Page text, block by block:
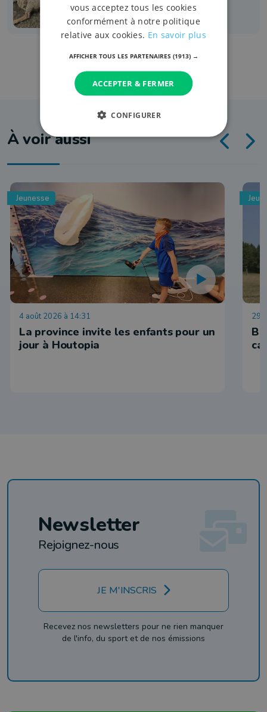
À voir aussi
Jeunesse
4 août 2026 à 14:31
La province invite les enfants pour un
jour à Houtopia
29
Newsletter
Rejoignez-nous
JE M'INSCRIS
Recevez nos newsletters pour ne rien manquer
de l'info, du sport et de nos émissions
vous acceptez tous les cookies
conformément à notre politique
relative aux cookies. En savoir plus
AFFICHER TOUS LES PARTENAIRES (1913) →
ACCEPTER & FERMER
CONFIGURER